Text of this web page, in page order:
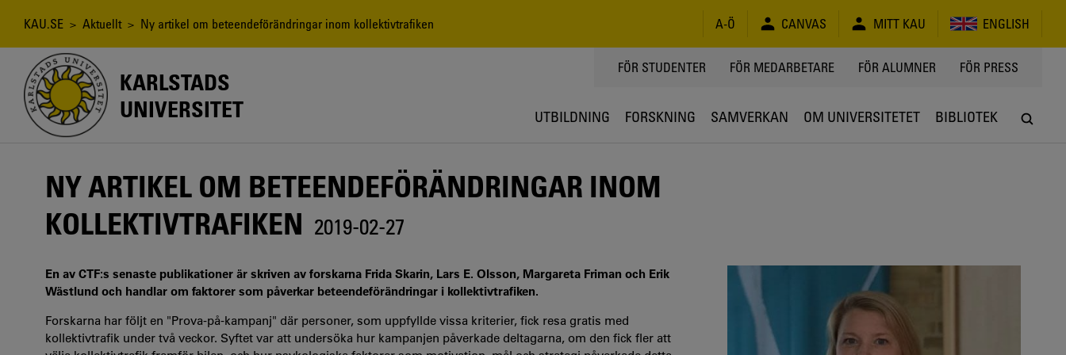
Länkstig
KAU.SE > Aktuellt > Ny artikel om beteendeförändringar inom kollektivtrafiken A-Ö CANVAS MITT KAU ENGLISH
KARLSTADS
UNIVERSITET
TOPPMENY
FÖR STUDENTER FÖR MEDARBETARE FÖR ALUMNER FÖR PRESS
UTBILDNING FORSKNING SAMVERKAN OM UNIVERSITETET BIBLIOTEK
NY ARTIKEL OM BETEENDEFÖRÄNDRINGAR INOM
KOLLEKTIVTRAFIKEN 2019-02-27
En av CTF:s senaste publikationer är skriven av forskarna Frida Skarin, Lars E. Olsson, Margareta Friman och Erik
Wästlund och handlar om faktorer som påverkar beteendeförändringar i kollektivtrafiken.
Forskarna har följt en "Prova-på-kampanj" där personer, som uppfyllde vissa kriterier, fick resa gratis med
kollektivtrafik under två veckor. Syftet var att undersöka hur kampanjen påverkade deltagarna, om den fick fler att